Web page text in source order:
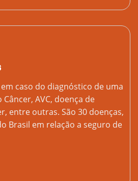
caso do diagnóstico de uma
AVC, doença de
entre outras. São 30 doenças,
Brasil em relação a seguro de